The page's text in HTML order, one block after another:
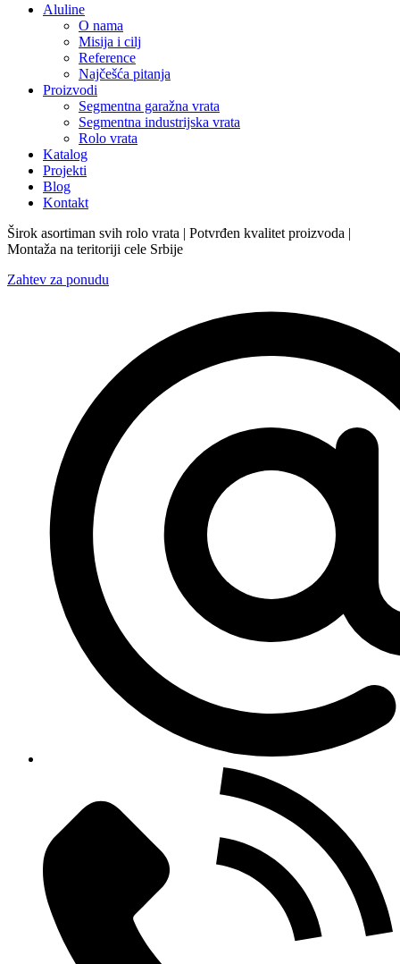
Aluline
O nama
Misija i cilj
Reference
Najčešća pitanja
Proizvodi
Segmentna garažna vrata
Segmentna industrijska vrata
Rolo vrata
Katalog
Projekti
Blog
Kontakt
Širok asortiman svih rolo vrata | Potvrđen kvalitet proizvoda |
Montaža na teritoriji cele Srbije
Zahtev za ponudu